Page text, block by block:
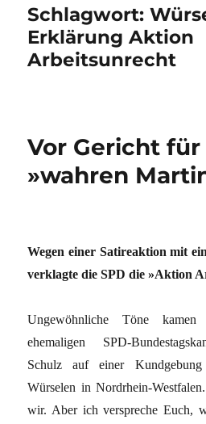
Schlagwort:
Erklärung Aktion
Arbeitsunrecht
Vor Gericht für
»wahren
Wegen einer Satireaktion mit
verklagte die SPD die »Aktion
Ungewöhnliche Töne
ehemaligen SPD-
Schulz auf einer
Würselen in Nordrhein-
wir. Aber ich verspreche Euch,